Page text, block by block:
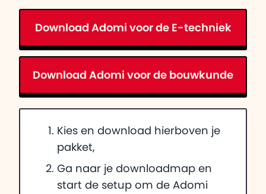
Download Adomi voor de E-techniek
Download Adomi voor de bouwkunde
Kies en download hierboven je
pakket,
Ga naar je downloadmap en
start de setup om de Adomi